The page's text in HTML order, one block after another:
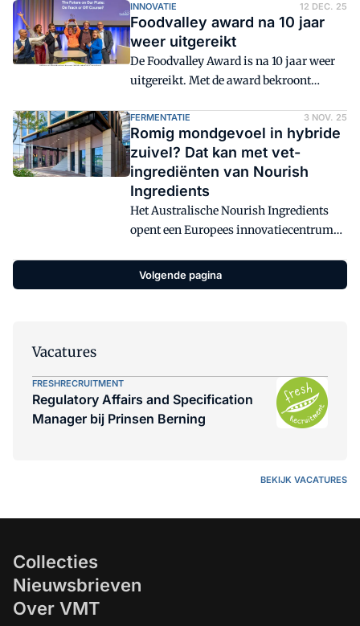
bananenbrood. De startup wil producten
maken die voor iedereen toegankelijk
zijn. Daarnaast gebruikt de startup
reststromen voor de zoete
tussendoortjes. "We gaan voor lekkere
gemaakt met zoveel mogelijk geredde
ingrediënten." VMT sprak met oprichter
Marcel Pinas.
INNOVATIE 12 DEC. 25
Foodvalley award na 10 jaar
weer uitgereikt
De Foodvalley Award is na 10 jaar weer
uitgereikt. Met de award bekroont
met visie, lef, daadkracht en
samenwerking.
FERMENTATIE 3 NOV. 25
Romig mondgevoel in hybride
zuivel? Dat kan met vet-
ingrediënten van Nourish
Ingredients
Het Australische Nourish Ingredients
opent een Europees innovatiecentrum
precisiefermentatie. Ondanks de trage
Europese wetgeving voor dit soort
Volgende pagina
Vacatures
FRESHRECRUITMENT
Regulatory Affairs and Specification
Manager bij Prinsen Berning
BEKIJK VACATURES
Collecties
Nieuwsbrieven
Over VMT